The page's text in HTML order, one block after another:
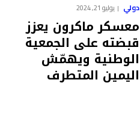
دولي يوليو 21, 2024
معسكر ماكرون يعزز
قبضته على الجمعية
الوطنية ويهمّش
اليمين المتطرف